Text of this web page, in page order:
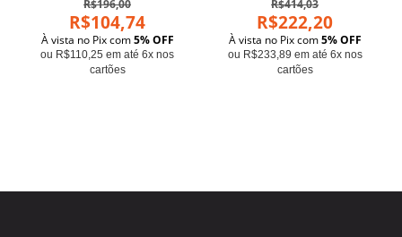
R$196,00
R$104,74
À vista no Pix com5% OFF
ou R$110,25 em até 6x nos
cartões
R$414,03
R$222,20
À vista no Pix com5% OFF
ou R$233,89 em até 6x nos
cartões